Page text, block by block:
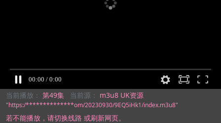
当前播放： 第49集 当前源： m3u8 UK资源
"https:/**************om/20230930/9EQ5iHk1/index.m3u8"
若不能播放， 请切换线路 或刷新网页。